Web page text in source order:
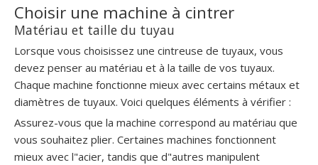
Choisir une machine à cintrer
Matériau et taille du tuyau
Lorsque vous choisissez une cintreuse de tuyaux, vous
devez penser au matériau et à la taille de vos tuyaux.
Chaque machine fonctionne mieux avec certains métaux et
diamètres de tuyaux. Voici quelques éléments à vérifier :
Assurez-vous que la machine correspond au matériau que
vous souhaitez plier. Certaines machines fonctionnent
mieux avec l"acier, tandis que d"autres manipulent